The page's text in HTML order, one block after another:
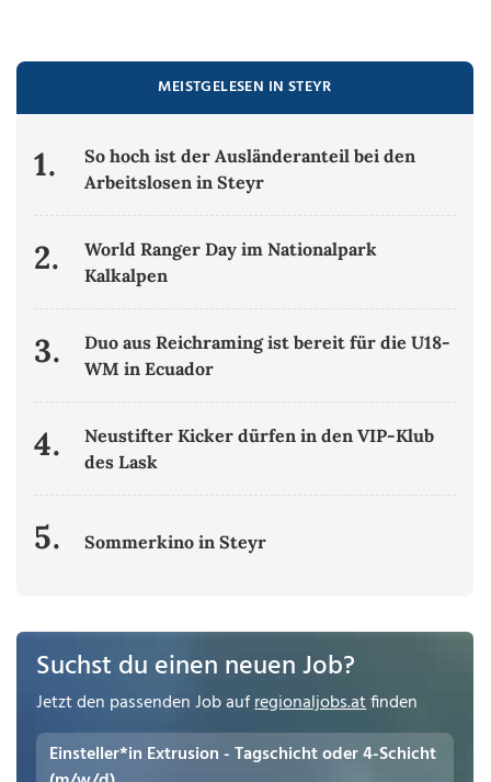
MEISTGELESEN IN STEYR
1.
So hoch ist der Ausländeranteil bei den
Arbeitslosen in Steyr
2.
World Ranger Day im Nationalpark
Kalkalpen
3.
Duo aus Reichraming ist bereit für die U18-
WM in Ecuador
4.
Neustifter Kicker dürfen in den VIP-Klub
des Lask
5. Sommerkino in Steyr
Suchst du einen neuen Job?
Jetzt den passenden Job aufregionaljobs.atfinden
Einsteller*in Extrusion - Tagschicht oder 4-Schicht